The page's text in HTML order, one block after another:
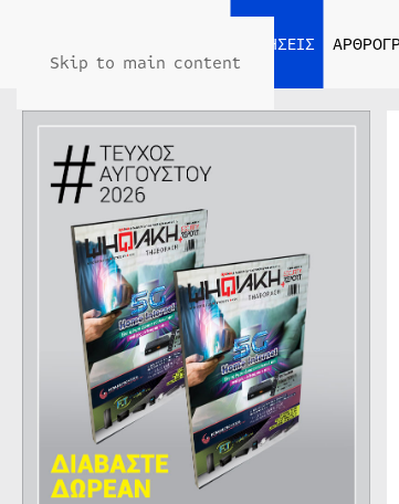
Skip to main content
ΕΙΔΗΣΕΙΣ